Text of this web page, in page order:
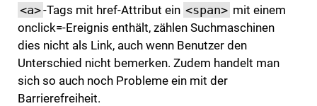
<a>-Tags mit href-Attribut ein <span> mit einem
onclick=-Ereignis enthält, zählen Suchmaschinen
dies nicht als Link, auch wenn Benutzer den
Unterschied nicht bemerken. Zudem handelt man
sich so auch noch Probleme ein mit der
Barrierefreiheit.